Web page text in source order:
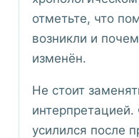
отметьте, что
возникли и
изменён.
Не стоит
усилился после